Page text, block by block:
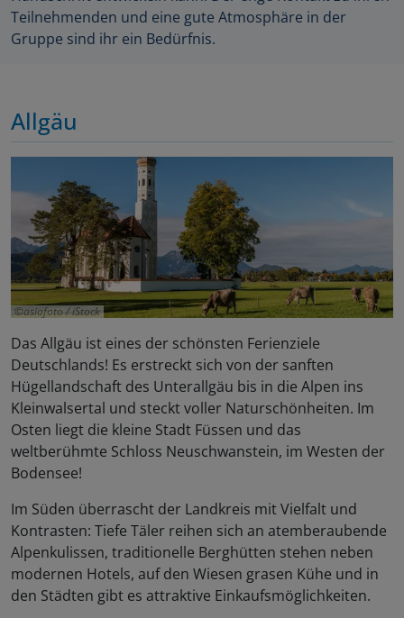
Teilnehmenden und eine gute Atmosphäre in der
Gruppe sind ihr ein Bedürfnis.
Allgäu
asiafoto / iStock
Das Allgäu ist eines der schönsten Ferienziele
Deutschlands! Es erstreckt sich von der sanften
Hügellandschaft des Unterallgäu bis in die Alpen ins
Kleinwalsertal und steckt voller Naturschönheiten. Im
Osten liegt die kleine Stadt Füssen und das
weltberühmte Schloss Neuschwanstein, im Westen der
Bodensee!
Im Süden überrascht der Landkreis mit Vielfalt und
Kontrasten: Tiefe Täler reihen sich an atemberaubende
Alpenkulissen, traditionelle Berghütten stehen neben
modernen Hotels, auf den Wiesen grasen Kühe und in
den Städten gibt es attraktive Einkaufsmöglichkeiten.